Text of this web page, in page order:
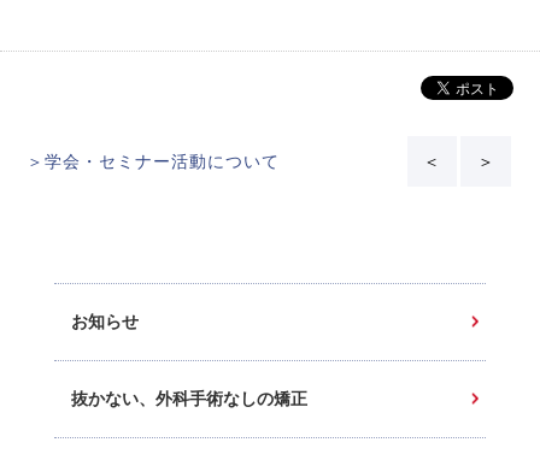
＞学会・セミナー活動について ＜ ＞
お知らせ
抜かない、外科手術なしの矯正